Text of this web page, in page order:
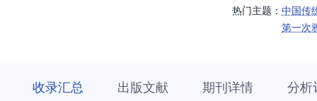
热门主题： 中国传
第一次
收录汇总 出版文献 期刊详情 分析